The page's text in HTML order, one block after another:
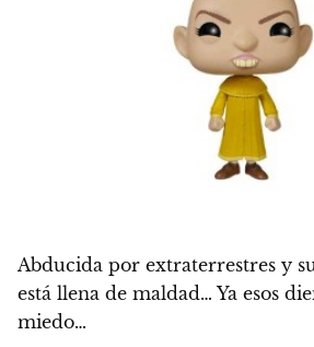
Abducida por extraterrestres y
está llena de maldad… Ya esos
miedo…